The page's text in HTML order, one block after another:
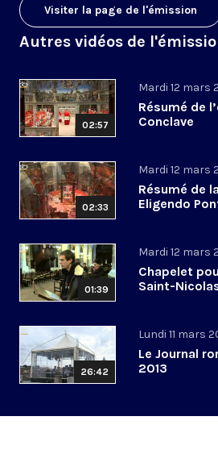
Visiter la page de l'émission
Autres vidéos de
02:57
Mardi 12 mars
Résumé de
Conclave
02:33
Mardi 12 mars
Résumé de
Eligendo
01:39
Mardi 12 mars
Chapelet
Saint-
26:42
Lundi 11 mars
Le Journal
2013